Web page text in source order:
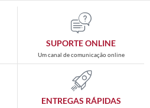
SUPORTE ONLINE
Um canal de comunicação online
ENTREGAS RÁPIDAS